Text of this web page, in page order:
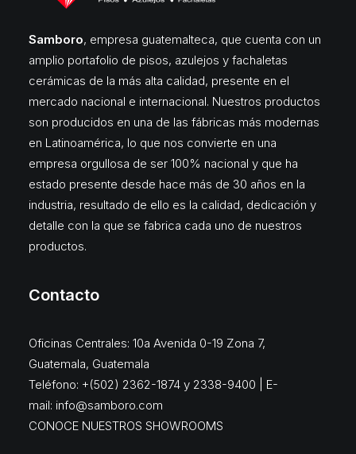
Samboro, empresa guatemalteca, que cuenta con un
amplio portafolio de pisos, azulejos y fachaletas
cerámicas de la más alta calidad, presente en el
mercado nacional e internacional. Nuestros productos
son producidos en una de las fábricas más modernas
en Latinoamérica, lo que nos convierte en una
empresa orgullosa de ser 100% nacional y que ha
estado presente desde hace más de 30 años en la
industria, resultado de ello es la calidad, dedicación y
detalle con la que se fabrica cada uno de nuestros
productos.
Contacto
Oficinas Centrales: 10a Avenida 0-19 Zona 7,
Guatemala, Guatemala
Teléfono: +(502) 2362-1874 y 2338-9400 | E-
mail: info@samboro.com
CONOCE NUESTROS SHOWROOMS